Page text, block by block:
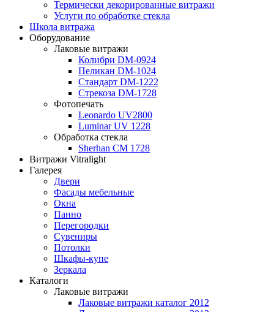
Термически декорированные витражи
Услуги по обработке стекла
Школа витража
Оборудование
Лаковые витражи
Колибри DM-0924
Пеликан DM-1024
Стандарт DM-1222
Стрекоза DM-1728
Фотопечать
Leonardo UV2800
Luminar UV 1228
Обработка стекла
Sherhan CM 1728
Витражи Vitralight
Галерея
Двери
Фасады мебельные
Окна
Панно
Перегородки
Сувениры
Потолки
Шкафы-купе
Зеркала
Каталоги
Лаковые витражи
Лаковые витражи каталог 2012